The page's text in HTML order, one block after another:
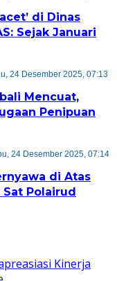
di Dinas
Sejak Januari
24 Desember 2025, 07:13
Mencuat,
Penipuan
24 Desember 2025, 07:14
di Atas
Sat Polairud